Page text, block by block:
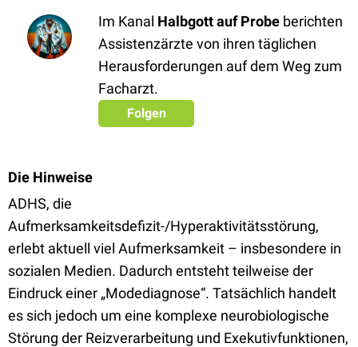
Im Kanal Halbgott auf Probe berichten
Assistenzärzte von ihren täglichen
Herausforderungen auf dem Weg zum
Facharzt.
Folgen
Die Hinweise
ADHS, die
Aufmerksamkeitsdefizit-/Hyperaktivitätsstörung,
erlebt aktuell viel Aufmerksamkeit – insbesondere in
sozialen Medien. Dadurch entsteht teilweise der
Eindruck einer „Modediagnose“. Tatsächlich handelt
es sich jedoch um eine komplexe neurobiologische
Störung der Reizverarbeitung und Exekutivfunktionen,